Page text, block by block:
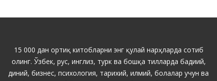
15 000 дан ортиқ китобларни энг қулай нарҳларда сотиб
олинг. Ўзбек, рус, инглиз, турк ва бошқа тилларда бадиий,
диний, бизнес, психология, тарихий, илмий, болалар учун ва